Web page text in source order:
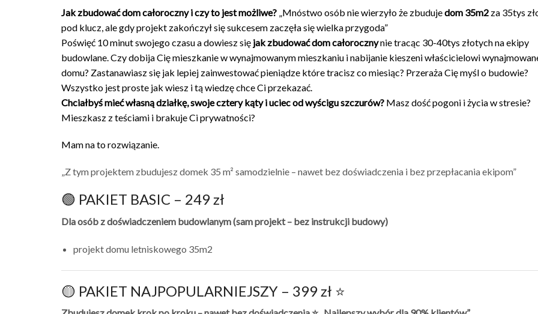
Jak zbudować dom całoroczny i czy to jest możliwe? „Mnóstwo osób nie wierzyło że zbudujedom 35m2 za 35tys
pod klucz, ale gdy projekt zakończył się sukcesem zaczęła się wielka przygoda”
Poświęć 10 minut swojego czasu a dowiesz się jak zbudować dom całorocznynie tracąc 30-40tys złotych na ekipy
budowlane. Czy dobija Cię mieszkanie w wynajmowanym mieszkaniu i nabijanie kieszeni właścicielowi
domu? Zastanawiasz się jak lepiej zainwestować pieniądze które tracisz co miesiąc? Przeraża Cię myśl o budowie?
Wszystko jest proste jak wiesz i tą wiedzę chce Ci przekazać.
Chciałbyś mieć własną działkę, swoje cztery kąty i uciec od wyścigu szczurów? Masz dość pogoni i życia w stresie?
Mieszkasz z teściami i brakuje Ci prywatności?
Mam na to rozwiązanie.
„Z tym projektem zbudujesz domek 35 m² samodzielnie – nawet bez doświadczenia i bez przepłacania ekipom”
🟢 PAKIET BASIC – 249 zł
Dla osób z doświadczeniem budowlanym (sam projekt – bez instrukcji budowy)
projekt domu letniskowego 35m2
🟡 PAKIET NAJPOPULARNIEJSZY – 399 zł ⭐